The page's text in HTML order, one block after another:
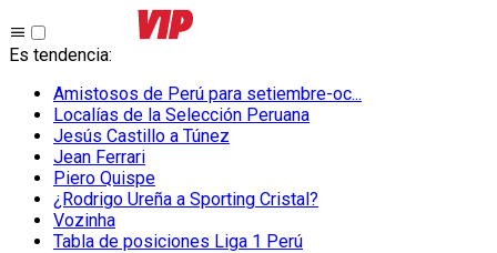
Es tendencia:
Amistosos de Perú para setiembre-oc...
Localías de la Selección Peruana
Jesús Castillo a Túnez
Jean Ferrari
Piero Quispe
¿Rodrigo Ureña a Sporting Cristal?
Vozinha
Tabla de posiciones Liga 1 Perú